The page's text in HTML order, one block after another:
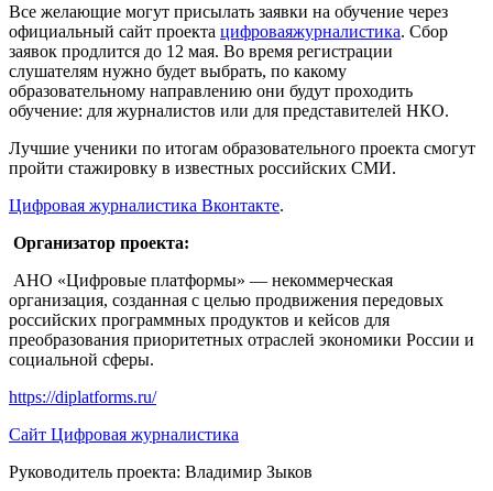
Все желающие могут присылать заявки на обучение через
официальный сайт проекта цифроваяжурналистика. Сбор
заявок продлится до 12 мая. Во время регистрации
слушателям нужно будет выбрать, по какому
образовательному направлению они будут проходить
обучение: для журналистов или для представителей НКО.
Лучшие ученики по итогам образовательного проекта смогут
пройти стажировку в известных российских СМИ.
Цифровая журналистика Вконтакте.
Организатор проекта:
АНО «Цифровые платформы» — некоммерческая
организация, созданная с целью продвижения передовых
российских программных продуктов и кейсов для
преобразования приоритетных отраслей экономики России и
социальной сферы.
https://diplatforms.ru/
Сайт Цифровая журналистика
Руководитель проекта: Владимир Зыков